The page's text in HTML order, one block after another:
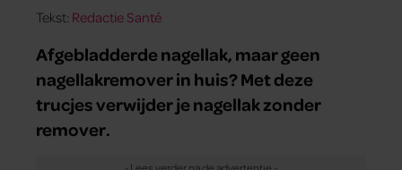
Tekst: Redactie Santé
Afgebladderde nagellak, maar geen
nagellakremover in huis? Met deze
trucjes verwijder je nagellak zonder
remover.